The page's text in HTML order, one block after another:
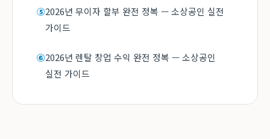
⑤2026년 무이자 할부 완전 정복 — 소상공인 실전
가이드
⑥2026년 렌탈 창업 수익 완전 정복 — 소상공인
실전 가이드